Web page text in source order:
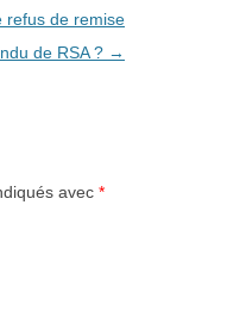
refus de remise
de RSA ? →
avec *